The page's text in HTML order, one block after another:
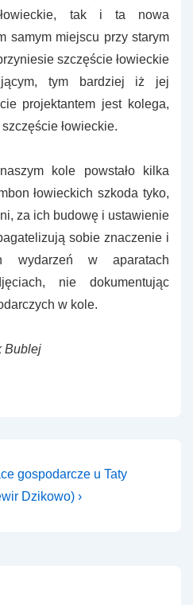
łowieckie, tak i ta nowa
samym miejscu przy starym
szczęście łowieckie
tym bardziej iż jej
projektantem jest kolega,
łowieckie.
kole powstało kilka
łowieckich szkoda tyko,
za ich budowę i ustawienie
sobie znaczenie i
wydarzeń w aparatach
nie dokumentując
w kole.
Bublej
gospodarcze u Taty
Dzikowo) ›